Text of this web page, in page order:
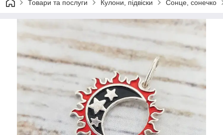
Товари та послуги Кулони, підвіски Сонце, сонечко